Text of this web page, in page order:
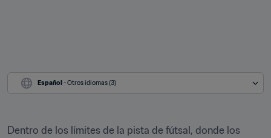
Español - Otros idiomas (3)
Dentro de los límites de la pista de fútsal, donde los